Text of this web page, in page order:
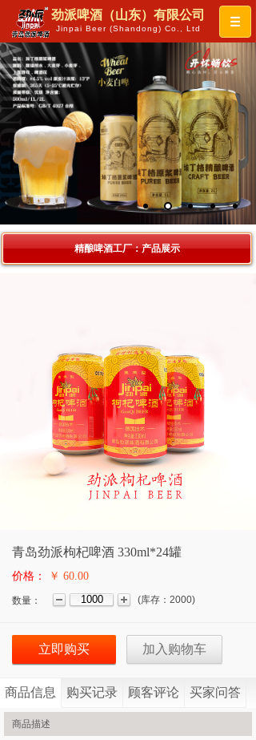
劲派啤酒（山东）有限公司
Jinpai Beer (Shandong) Co., Ltd
精酿啤酒工厂：产品展示
青岛劲派枸杞啤酒 330ml*24罐
价格： ￥ 60.00
数量： (库存： 2000)
立即购买 加入购物车
商品信息 购买记录 顾客评论 买家问答
商品描述